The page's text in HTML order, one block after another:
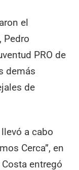
el
Pedro
PRO de
demás
de
a cabo
Cerca”, en
entregó